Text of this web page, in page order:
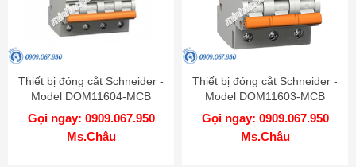
Thiết bị đóng cắt Schneider -
Model DOM11604-MCB
Gọi ngay: 0909.067.950
Ms.Châu
Thiết bị đóng cắt Schneider -
Model DOM11603-MCB
Gọi ngay: 0909.067.950
Ms.Châu